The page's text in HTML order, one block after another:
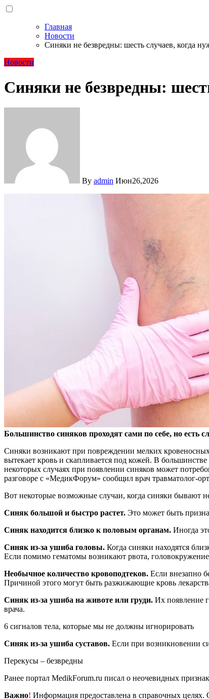
Главная
Новости
Синяки не безвредны: шесть случаев, когда
Новости
Синяки не безвредны:
By admin Июн26,2026
Большинство синяков проходят сами по себе, но есть
Синяки возникают при повреждении мелких
вытекает кровь и скапливается под кожей. В
некоторых случаях при появлении синяков может
разговоре с «МедикФорум» сообщил врач травматолог-
Вот некоторые возможные случаи, когда синяки бывают
Синяк большой и быстро растет. Это может быть
Синяк находится близко к половым органам. Иногда
Синяк из-за ушиба головы. Когда синяки находятся
Если помимо гематомы возникают рвота,
Необычное количество кровоподтеков. Если внезапно
Причиной этого могут быть разжижающие кровь
Синяк из-за ушиба на животе или груди. Их появление
врача.
6 сигналов тела, которые мы не должны игнорировать
Синяк из-за ушиба суставов. Если при возникновении
Перекусы – безвредны
Ранее портал MedikForum.ru писал о неочевидных
Важно! Информация предоставлена в справочных целях.